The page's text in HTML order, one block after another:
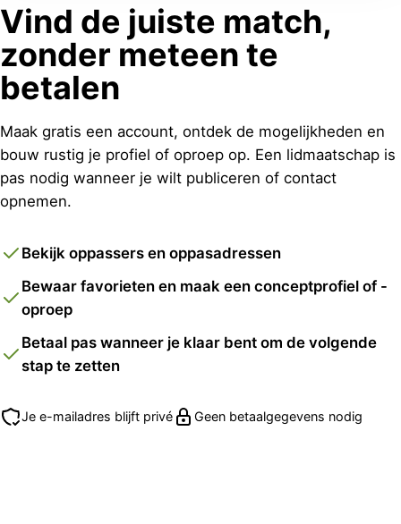
Vind de juiste match,
zonder meteen te
betalen
Maak gratis een account, ontdek de mogelijkheden en
bouw rustig je profiel of oproep op. Een lidmaatschap is
pas nodig wanneer je wilt publiceren of contact
opnemen.
Bekijk oppassers en oppasadressen
Bewaar favorieten en maak een conceptprofiel of -
oproep
Betaal pas wanneer je klaar bent om de volgende
stap te zetten
Je e-mailadres blijft privé Geen betaalgegevens nodig